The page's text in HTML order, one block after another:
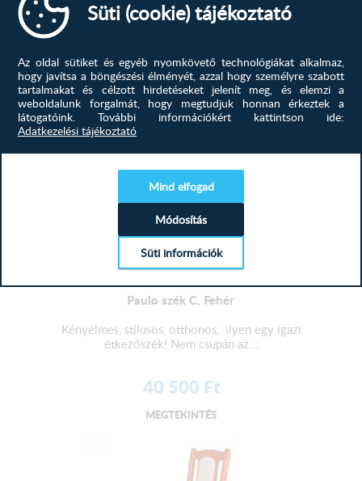
MEGTEKINTÉS
Paulo szék C, Fehér
Kényelmes, stílusos, otthonos, ilyen egy igazi
étkezőszék! Nem csupán az...
40 500 Ft
MEGTEKINTÉS
Süti (cookie) tájékoztató
Az oldal sütiket és egyéb nyomkövető technológiákat alkalmaz,
hogy javítsa a böngészési élményét, azzal hogy személyre szabott
tartalmakat és célzott hirdetéseket jelenít meg, és elemzi a
weboldalunk forgalmát, hogy megtudjuk honnan érkeztek a
látogatóink.
További információkért kattintson ide:
Adatkezelési tájékoztató
Mind elfogad
Módosítás
Süti információk